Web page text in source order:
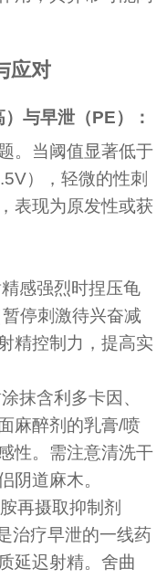
应对
与早泄（PE）：
。当阈值显著低于
），轻微的性刺
表现为原发性或获
感强烈时捏压龟
停刺激待兴奋减
精控制力，提高实
抹含利多卡因、
麻醉剂的乳膏/喷
性。需注意清洗干
阴道麻木。
再摄取抑制剂
治疗早泄的一线药
延迟射精。舍曲